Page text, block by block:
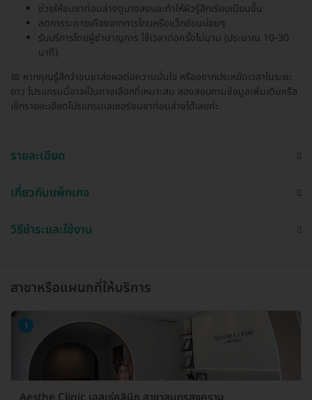
ช่วยให้ขนขาท่อนล่างดูบางลงและทำให้ผิวรู้สึกเรียบเนียนขึ้น
ลดการระคายเคืองจากการโกนหรือแว็กซ์ขนบ่อยๆ
รับบริการโดยผู้ชำนาญการ ใช้เวลาต่อครั้งไม่นาน (ประมาณ 10-30
นาที)
📅 หากคุณรู้สึกว่าขนขาส่งผลต่อความมั่นใจ หรืออยากประหยัดเวลาในระยะ
ยาว โปรแกรมนี้อาจเป็นทางเลือกที่เหมาะสม ลองสอบถามข้อมูลเพิ่มเติมหรือ
เช็กรายละเอียดโปรแกรมเลเซอร์ขนขาท่อนล่างได้เลยค่ะ
รายละเอียด
เกี่ยวกับแพ็กเกจ
วิธีชำระและใช้งาน
สาขาหรือแผนกที่ให้บริการ
1